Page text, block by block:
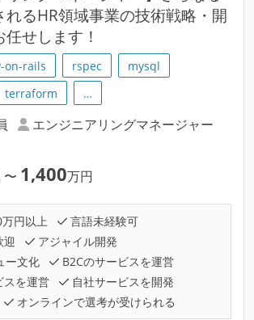
れるHR領域事業の技術戦略・開
せします！
on-rails rspec
mysql
terraform …
エンジニアリングマネージャー
〜 1,400万円
円以上
言語未経験可
迎
アジャイル開発
ー文化
B2Cのサービスを運営
スを運営
自社サービスを開発
オンラインで選考が受けられる